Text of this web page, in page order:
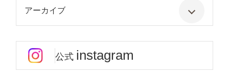
アーカイブ
公式 instagram